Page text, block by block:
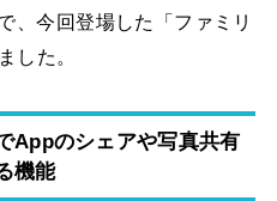
、今回登場した「ファミリ
した。
Appのシェアや写真共有
機能